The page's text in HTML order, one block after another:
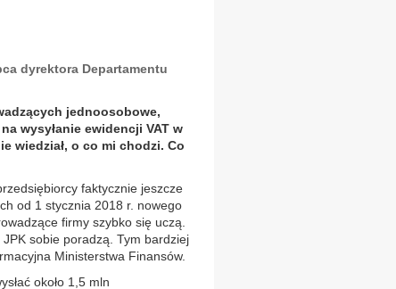
dyrektora Departamentu
jednoosobowe,
wysyłanie ewidencji VAT w
wiedział, o co mi chodzi. Co
faktycznie jeszcze
od 1 stycznia 2018 r. nowego
firmy szybko się uczą.
sobie poradzą. Tym bardziej
Ministerstwa Finansów.
około 1,5 mln